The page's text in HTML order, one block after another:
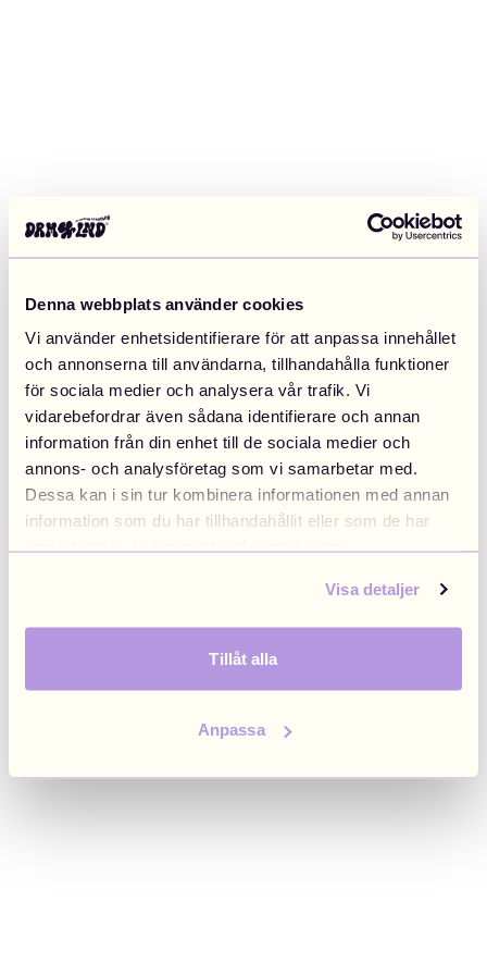
Denna webbplats använder cookies
Vi använder enhetsidentifierare för att anpassa innehållet
och annonserna till användarna, tillhandahålla funktioner
för sociala medier och analysera vår trafik. Vi
vidarebefordrar även sådana identifierare och annan
information från din enhet till de sociala medier och
annons- och analysföretag som vi samarbetar med.
Dessa kan i sin tur kombinera informationen med annan
information som du har tillhandahållit eller som de har
samlat in när du har använt deras tjänster.
Visa detaljer
Tillåt alla
Anpassa
Application error: a client-side exception has occurred (see the
browser console for more information).